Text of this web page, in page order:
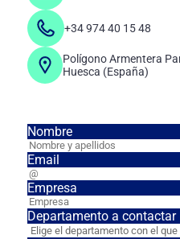
+34 974 40 15 48
Polígono Armentera
Huesca (España)
Nombre
Email
Empresa
Departamento a contactar